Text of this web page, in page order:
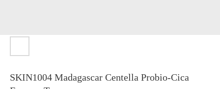
SKIN1004 Madagascar Centella Probio-Cica